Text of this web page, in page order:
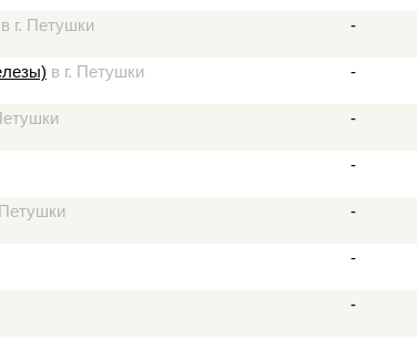
в г. Петушки -
в г. Петушки -
-
-
Петушки -
-
-